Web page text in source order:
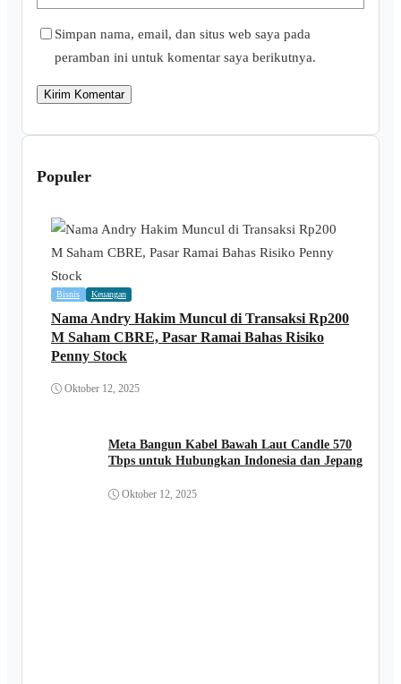
Simpan nama, email, dan situs web saya pada
peramban ini untuk komentar saya berikutnya.
Populer
Bisnis Keuangan
Nama Andry Hakim Muncul di Transaksi Rp200
M Saham CBRE, Pasar Ramai Bahas Risiko
Penny Stock
Oktober 12, 2025
Meta Bangun Kabel Bawah Laut Candle 570
Tbps untuk Hubungkan Indonesia dan Jepang
Oktober 12, 2025